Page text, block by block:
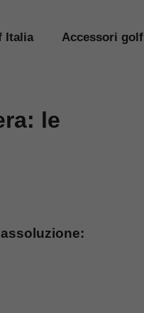
Italia Accessori golf
le